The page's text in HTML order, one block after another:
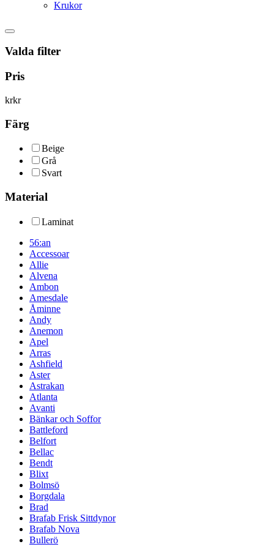
Krukor
Valda filter
Pris
krkr
Färg
Beige
Grå
Svart
Material
Laminat
56:an
Accessoar
Allie
Alvena
Ambon
Amesdale
Åminne
Andy
Anemon
Apel
Arras
Ashfield
Aster
Astrakan
Atlanta
Avanti
Bänkar och Soffor
Battleford
Belfort
Bellac
Bendt
Blixt
Bolmsö
Borgdala
Brad
Brafab Frisk Sittdynor
Brafab Nova
Bullerö